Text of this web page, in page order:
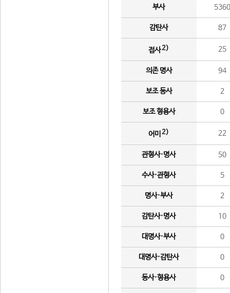
부사 5360
감탄사 87
접사2) 25
의존 명사 94
보조 동사 2
보조 형용사 0
어미 2) 22
관형사·명사 50
수사·관형사 5
명사·부사 2
감탄사·명사 10
대명사·부사 0
대명사·감탄사 0
동사·형용사 0